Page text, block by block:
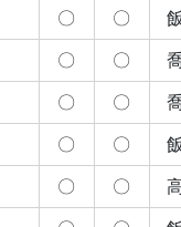
〇 〇
〇 〇
〇 〇
〇 〇
〇 〇